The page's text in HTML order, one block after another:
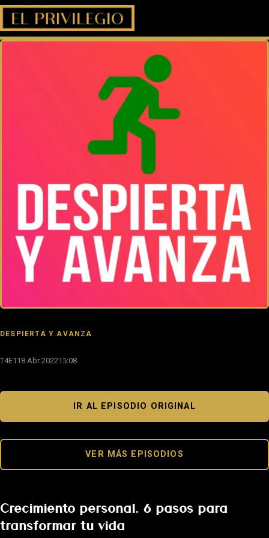
DESPIERTA Y AVANZA
T4E1 18 Abr 202215:08
IR AL EPISODIO ORIGINAL
VER MÁS EPISODIOS
Crecimiento personal. 6 pasos para
transformar tu vida